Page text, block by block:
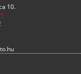
10.